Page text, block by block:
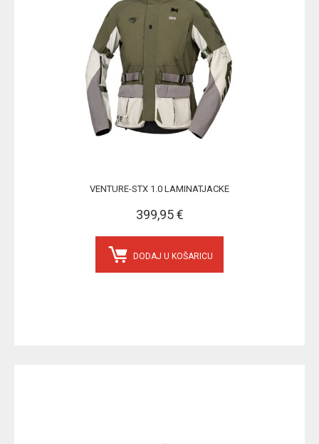
VENTURE-STX 1.0 LAMINATJACKE
399,95 €
DODAJ U KOŠARICU